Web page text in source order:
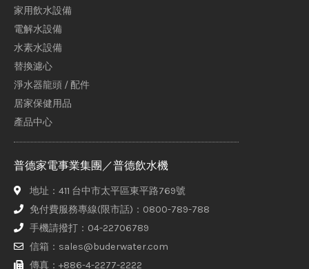
家用飲水設備
電解水設備
水素水設備
替換濾心
淨水器龍頭 / 配件
居家保健用品
產品中心
普德家電事業集團／普德飲水機
地址：411 台中市太平區東平路769號
免付費服務專線(限市話)：0800-789-788
手機請撥打：04-22706789
信箱：sales@buderwater.com
傳真：+886-4-2277-2222